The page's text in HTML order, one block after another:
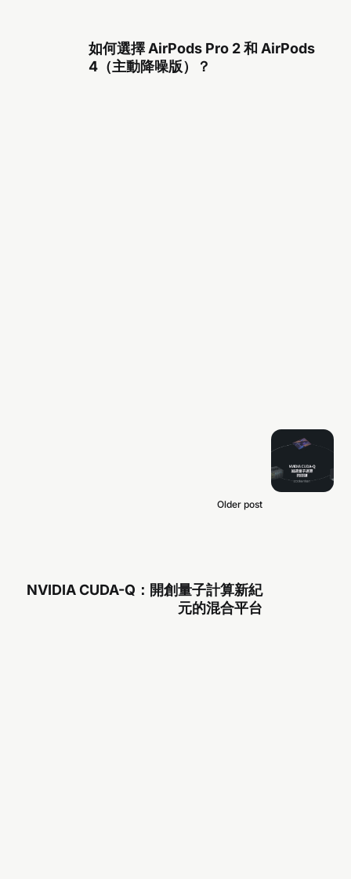
如何選擇 AirPods Pro 2 和 AirPods
4（主動降噪版）？
Older post
NVIDIA CUDA-Q：開創量子計算新紀
元的混合平台